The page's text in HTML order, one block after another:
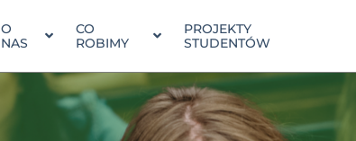
O
NAS
CO
ROBIMY
PROJEKTY
STUDENTÓW